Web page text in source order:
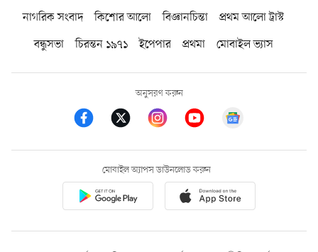
নাগরিক সংবাদ কিশোর আলো বিজ্ঞানচিন্তা
প্রথম আলো ট্রাস্ট
বন্ধুসভা
চিরন্তন ১৯৭১ ইপেপার প্রথমা মোবাইল ভ্যাস
অনুসরণ করুন
মোবাইল অ্যাপস ডাউনলোড করুন